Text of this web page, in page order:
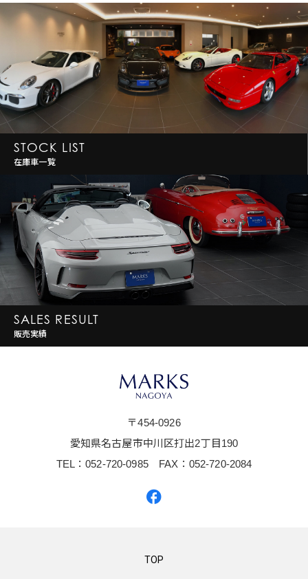
STOCK LIST
在庫車一覧
SALES RESULT
販売実績
〒454-0926
愛知県名古屋市中川区打出2丁目190
TEL：052-720-0985 FAX：052-720-2084
TOP